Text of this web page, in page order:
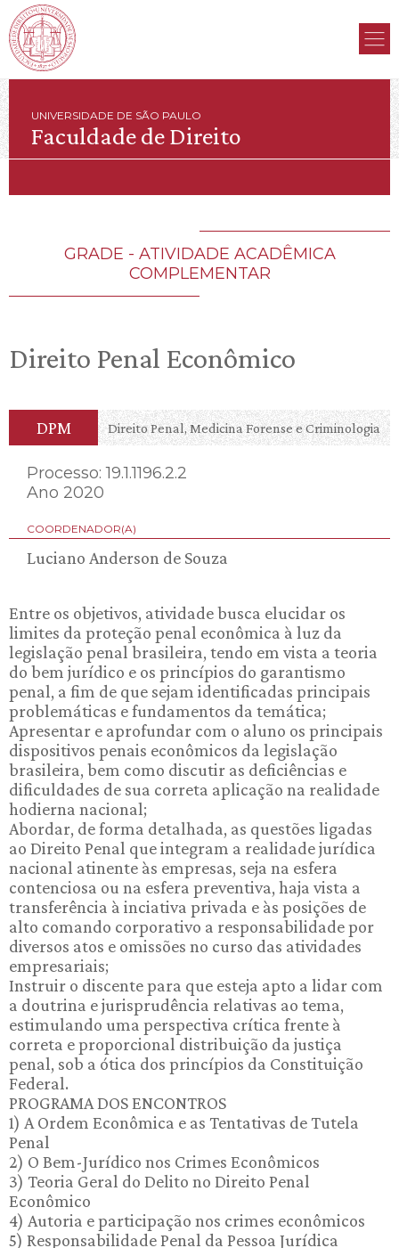
UNIVERSIDADE DE SÃO PAULO
Faculdade de Direito
GRADE - ATIVIDADE ACADÊMICA
COMPLEMENTAR
Direito Penal Econômico
DPM Direito Penal, Medicina Forense e Criminologia
Processo: 19.1.1196.2.2
Ano 2020
COORDENADOR(A)
Luciano Anderson de Souza
Entre os objetivos, atividade busca elucidar os
limites da proteção penal econômica à luz da
legislação penal brasileira, tendo em vista a teoria
do bem jurídico e os princípios do garantismo
penal, a fim de que sejam identificadas principais
problemáticas e fundamentos da temática;
Apresentar e aprofundar com o aluno os principais
dispositivos penais econômicos da legislação
brasileira, bem como discutir as deficiências e
dificuldades de sua correta aplicação na realidade
hodierna nacional;
Abordar, de forma detalhada, as questões ligadas
ao Direito Penal que integram a realidade jurídica
nacional atinente às empresas, seja na esfera
contenciosa ou na esfera preventiva, haja vista a
transferência à inciativa privada e às posições de
alto comando corporativo a responsabilidade por
diversos atos e omissões no curso das atividades
empresariais;
Instruir o discente para que esteja apto a lidar com
a doutrina e jurisprudência relativas ao tema,
estimulando uma perspectiva crítica frente à
correta e proporcional distribuição da justiça
penal, sob a ótica dos princípios da Constituição
Federal.
PROGRAMA DOS ENCONTROS
1) A Ordem Econômica e as Tentativas de Tutela
Penal
2) O Bem-Jurídico nos Crimes Econômicos
3) Teoria Geral do Delito no Direito Penal
Econômico
4) Autoria e participação nos crimes econômicos
5) Responsabilidade Penal da Pessoa Jurídica